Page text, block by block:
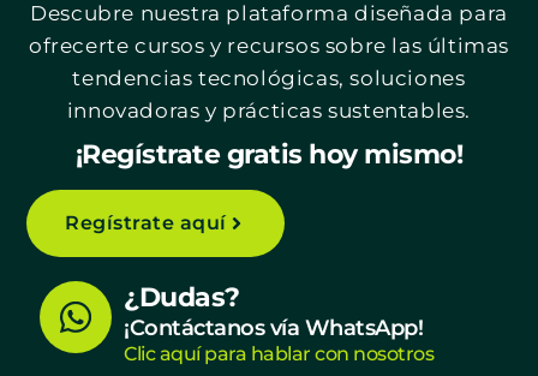
Descubre nuestra plataforma diseñada para
ofrecerte cursos y recursos sobre las últimas
tendencias tecnológicas, soluciones
innovadoras y prácticas sustentables.
¡Regístrate gratis hoy mismo!
Regístrate aquí
W
h
¿Dudas?
¡Contáctanos vía WhatsApp!
Clic aquí para hablar con nosotros